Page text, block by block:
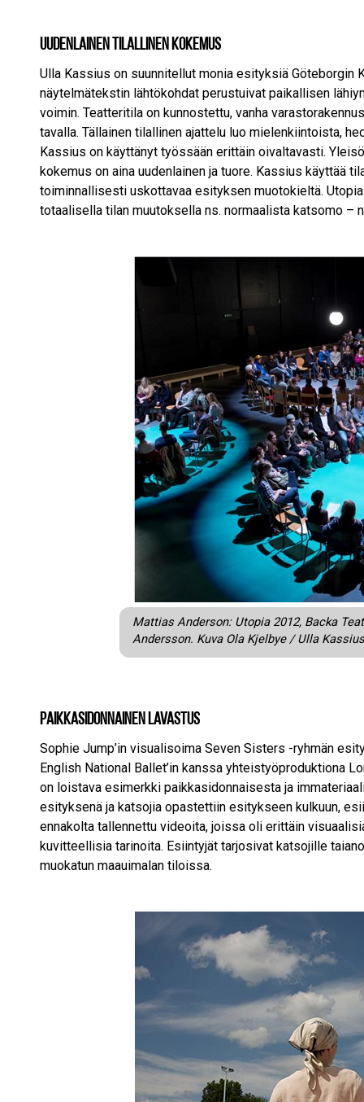
Uudenlainen tilallinen kokemus
Ulla Kassius on suunnitellut monia esityksiä Göteborgin
näytelmätekstin lähtökohdat perustuivat paikallisen
voimin. Teatteritila on kunnostettu, vanha
tavalla. Tällainen tilallinen ajattelu luo mielenkiintoista,
Kassius on käyttänyt työssään erittäin oivaltavasti.
kokemus on aina uudenlainen ja tuore. Kassius käyttää
toiminnallisesti uskottavaa esityksen muotokieltä.
totaalisella tilan muutoksella ns. normaalista katsomo –
Mattias Anderson: Utopia 2012, Backa
Andersson. Kuva Ola Kjelbye / Ulla
Paikkasidonnainen lavastus
Sophie Jump’in visualisoima Seven Sisters -ryhmän
English National Ballet’in kanssa yhteistyöproduktiona
on loistava esimerkki paikkasidonnaisesta ja
esityksenä ja katsojia opastettiin esitykseen kulkuun,
ennakolta tallennettu videoita, joissa oli erittäin
kuvitteellisia tarinoita. Esiintyjät tarjosivat katsojille
muokatun maauimalan tiloissa.